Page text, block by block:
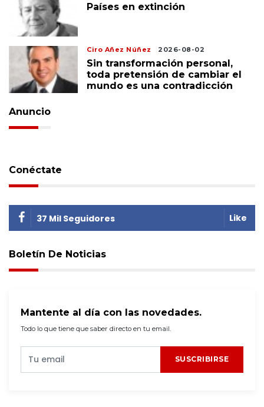
Países en extinción
Ciro Añez Núñez 2026-08-02
Sin transformación personal,
toda pretensión de cambiar el
mundo es una contradicción
Anuncio
Conéctate
37 Mil Seguidores Like
Boletín De Noticias
Mantente al día con las novedades.
Todo lo que tiene que saber directo en tu email.
SUSCRIBIRSE